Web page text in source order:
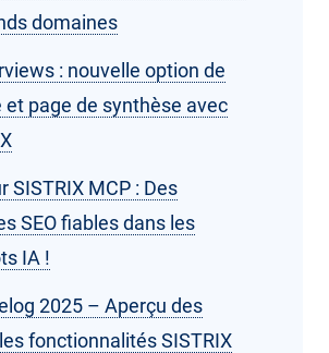
domaines
: nouvelle option de
et page de synthèse avec
SISTRIX MCP : Des
SEO fiables dans les
IA !
2025 – Aperçu des
fonctionnalités SISTRIX